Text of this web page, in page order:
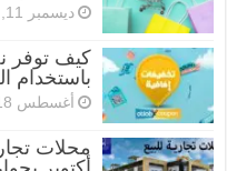
ديسمبر 11, 2025
كيف توفر
باستخدام
أغسطس 18, 2025